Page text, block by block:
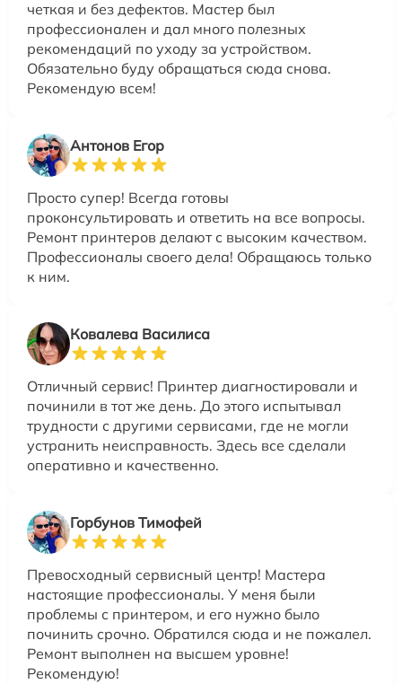
четкая и без дефектов. Мастер был
профессионален и дал много полезных
рекомендаций по уходу за устройством.
Обязательно буду обращаться сюда снова.
Рекомендую всем!
Антонов Егор
Просто супер! Всегда готовы
проконсультировать и ответить на все вопросы.
Ремонт принтеров делают с высоким качеством.
Профессионалы своего дела! Обращаюсь только
к ним.
Ковалева Василиса
Отличный сервис! Принтер диагностировали и
починили в тот же день. До этого испытывал
трудности с другими сервисами, где не могли
устранить неисправность. Здесь все сделали
оперативно и качественно.
Горбунов Тимофей
Превосходный сервисный центр! Мастера
настоящие профессионалы. У меня были
проблемы с принтером, и его нужно было
починить срочно. Обратился сюда и не пожалел.
Ремонт выполнен на высшем уровне!
Рекомендую!